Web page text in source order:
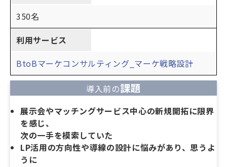
350名
利用サービス
BtoBマーケコンサルティング_マーケ戦略設計
導入前の課題
展示会やマッチングサービス中心の新規開拓に限界
を感じ、
次の一手を模索していた
LP活用の方向性や導線の設計に悩みがあり、思うよ
うに